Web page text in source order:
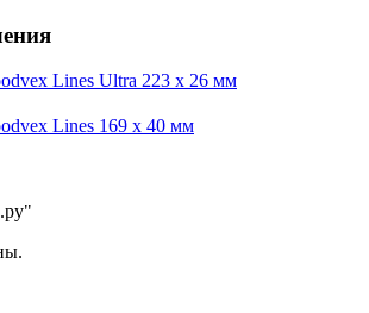
Lines Ultra 223 x 26 мм
Lines 169 x 40 мм